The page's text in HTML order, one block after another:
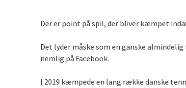
Der er point på spil, der bliver kæmpet
Det lyder måske som en ganske
nemlig på Facebook.
I 2019 kæmpede en lang række danske